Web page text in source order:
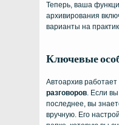
Теперь, ваша
архивирования
варианты на
Ключевые
Автоархив
разговоров. Если вы
последнее, вы
вручную. Его